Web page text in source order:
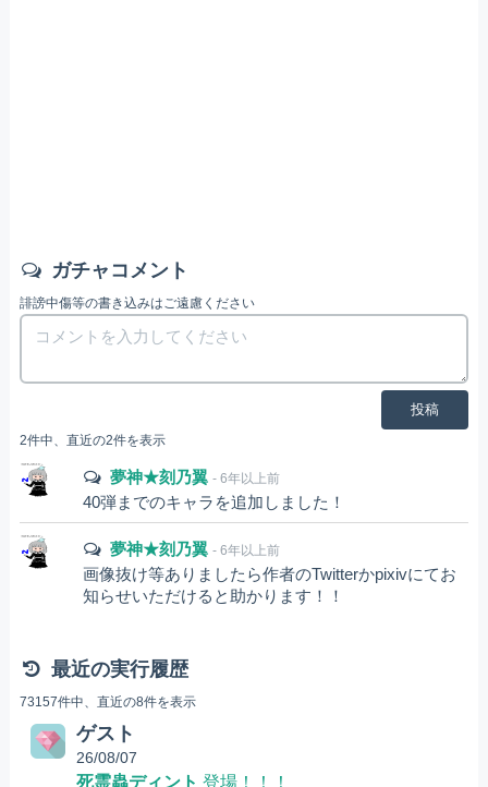
ガチャコメント
誹謗中傷等の書き込みはご遠慮ください
投稿
2件中、直近の2件を表示
夢神★刻乃翼 - 6年以上前
40弾までのキャラを追加しました！
夢神★刻乃翼 - 6年以上前
画像抜け等ありましたら作者のTwitterかpixivにてお
知らせいただけると助かります！！
最近の実行履歴
73157件中、直近の8件を表示
ゲスト
26/08/07
死霊蟲ディント 登場！！！